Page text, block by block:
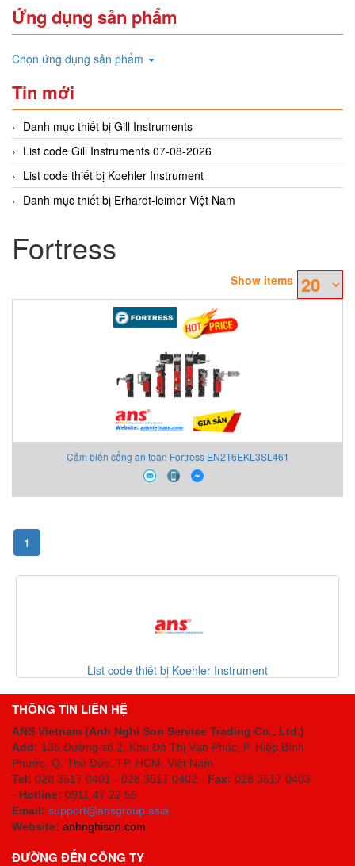
Ứng dụng sản phẩm
Chọn ứng dụng sản phẩm
Tin mới
Danh mục thiết bị Gill Instruments
List code Gill Instruments 07-08-2026
List code thiết bị Koehler Instrument
Danh mục thiết bị Erhardt-leimer Việt Nam
Fortress
Show items
Cảm biến cổng an toàn Fortress EN2T6EKL3SL461
1
List code thiết bị Koehler Instrument
THÔNG TIN LIÊN HỆ
ANS Vietnam (Anh Nghi Son Service Trading Co., Ltd.)
Add: 135 Đường số 2, Khu Đô Thị Vạn Phúc, P. Hiệp Bình
Phước, Q. Thủ Đức, TP. HCM , Việt Nam
Tel: 028 3517 0401 - 028 3517 0402 - Fax: 028 3517 0403
- Hotline: 0911 47 22 55
Email: support@ansgroup.asia;
Website: anhnghison.com
ĐƯỜNG ĐẾN CÔNG TY